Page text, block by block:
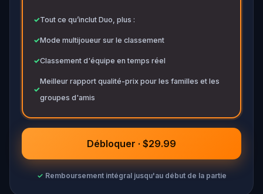
✓Tout ce qu’inclut Duo, plus :
✓Mode multijoueur sur le classement
✓Classement d'équipe en temps réel
✓
Meilleur rapport qualité-prix pour les familles et les
groupes d'amis
Débloquer · $29.99
✓ Remboursement intégral jusqu'au début de la partie